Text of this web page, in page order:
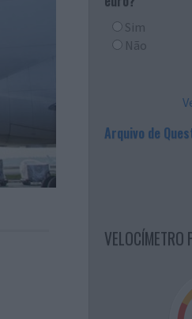
Sim
Não
Arquivo de
VELOCÍMETRO